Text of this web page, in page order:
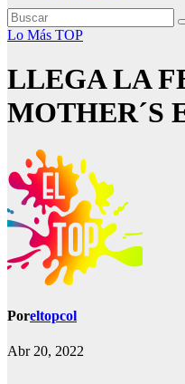
Lo Más TOP
LLEGA LA
MOTHER´S
Poreltopcol
Abr 20, 2022